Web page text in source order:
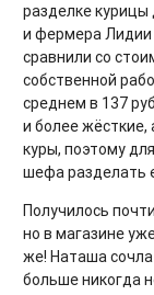
разделке
и фермера Лидии
сравнили со
собственной
среднем в 137
и более
куры, поэтому
шефа разделать
Получилось
но в магазине
же! Наташа
больше никогда